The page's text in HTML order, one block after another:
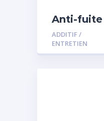
Anti-fuite
pour
assistée
ADDITIF /
ENTRETIEN